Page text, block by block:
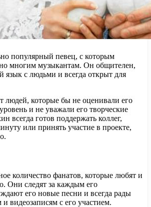
популярный певец, с которым
многим музыкантам. Он общителен,
язык с людьми и всегда открыт для
людей, которые бы не оценивали его
и не уважали его творческие
всегда готов поддержать коллег,
или принять участие в проекте,
количество фанатов, которые любят и
Они следят за каждым его
его новые песни и всегда рады
видеозаписям с его участием.